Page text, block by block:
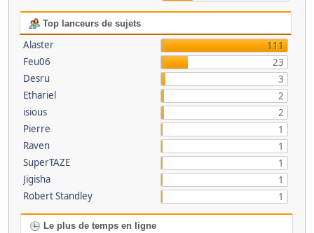
Top lanceurs de sujets
Alaster
111
Feu06
23
Desru
3
Ethariel
2
isious
2
Pierre
1
Raven
1
SuperTAZE
1
Jigisha
1
Robert Standley
1
Le plus de temps en ligne